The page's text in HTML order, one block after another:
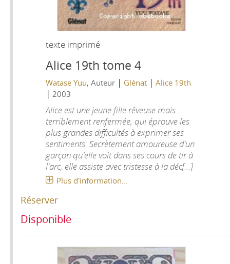
texte imprimé
Alice 19th tome 4
Watase Yuu, Auteur | Glénat |Alice 19th
|2003
Alice est une jeune fille rêveuse mais
terriblement renfermée, qui éprouve les
plus grandes difficultés à exprimer ses
sentiments. Secrètement amoureuse d'un
garçon qu'elle voit dans ses cours de tir à
l'arc, elle assiste avec tristesse à la déc[...]
Plus d'information...
Réserver
Disponible